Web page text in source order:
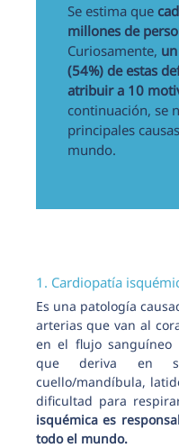
Se estima que
millones de
Curiosamente,
(54%) de estas
atribuir a 10
continuación, se
principales
mundo.
1. Cardiopatía
Es una patología
arterias que van al
en el flujo sanguíneo
que deriva en
cuello/mandíbula,
dificultad para
isquémica es
todo el mundo.